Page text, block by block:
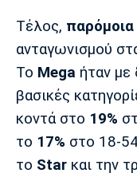
Μονακό
Τέλος, παρόμοια
ανταγωνισμού
Το Mega ήταν με
βασικές
κοντά στο 19%
το 17% στο 18-
το Star και την